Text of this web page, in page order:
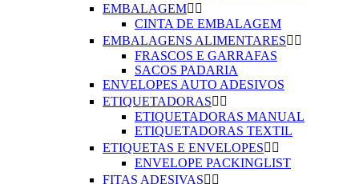
EMBALAGEM 
CINTA DE EMBALAGEM
EMBALAGENS ALIMENTARES 
FRASCOS E GARRAFAS
SACOS PADARIA
ENVELOPES AUTO ADESIVOS
ETIQUETADORAS 
ETIQUETADORAS MANUAL
ETIQUETADORAS TEXTIL
ETIQUETAS E ENVELOPES 
ENVELOPE PACKINGLIST
FITAS ADESIVAS 